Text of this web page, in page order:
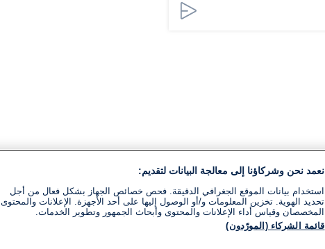
نعمد نحن وشركاؤنا إلى معالجة البيانات لتقديم:
استخدام بيانات الموقع الجغرافي الدقيقة. فحص خصائص الجهاز بشكل فعال من أجل
تحديد الهوية. تخزين المعلومات و/أو الوصول إليها على أحد الأجهزة. الإعلانات والمحتوى
المخصصان وقياس أداء الإعلانات والمحتوى وأبحاث الجمهور وتطوير الخدمات.
قائمة الشركاء (المورّدون)